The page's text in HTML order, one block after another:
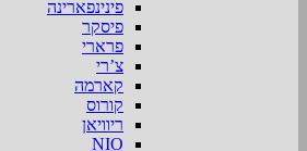
פינינפארינה
פיסקר
פרארי
צ’רי
קארמה
קורוס
ריוויאן
NIO